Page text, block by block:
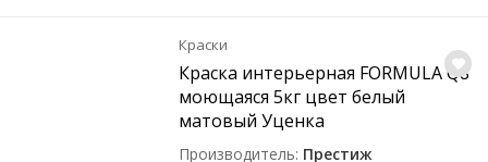
Краски
Краска интерьерная FORMULA Q8
моющаяся 5кг цвет белый
матовый Уценка
Производитель Престиж